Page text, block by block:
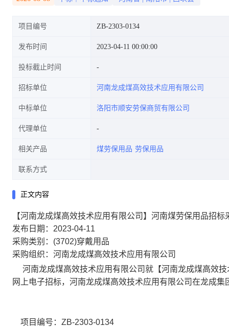
项目编号 ZB-2303-0134
发布时间 2023-04-11 00:00:00
投标截止时间
招标单位 河南龙成煤高效技术应用有限公司
中标单位 洛阳市顺安劳保商贸有限公司
代理单位
相关产品 煤劳保用品 劳保用品
联系方式
正文内容
【河南龙成煤高效技术应用有限公司】河南煤劳保用品招标
发布日期：2023-04-11
采购类别：(3702)穿戴用品
采购组织：河南龙成煤高效技术应用有限公司
河南龙成煤高效技术应用有限公司就【河南龙成煤高效
网上电子招标，河南龙成煤高效技术应用有限公司在龙成
项目编号：ZB-2303-0134